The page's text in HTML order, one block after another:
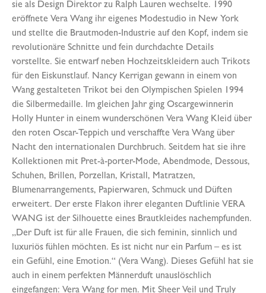
sie als Design Direktor zu Ralph Lauren wechselte. 1990
eröffnete Vera Wang ihr eigenes Modestudio in New York
und stellte die Brautmoden-Industrie auf den Kopf, indem sie
revolutionäre Schnitte und fein durchdachte Details
vorstellte. Sie entwarf neben Hochzeitskleidern auch Trikots
für den Eiskunstlauf. Nancy Kerrigan gewann in einem von
Wang gestalteten Trikot bei den Olympischen Spielen 1994
die Silbermedaille. Im gleichen Jahr ging Oscargewinnerin
Holly Hunter in einem wunderschönen Vera Wang Kleid über
den roten Oscar-Teppich und verschaffte Vera Wang über
Nacht den internationalen Durchbruch. Seitdem hat sie ihre
Kollektionen mit Pret-à-porter-Mode, Abendmode, Dessous,
Schuhen, Brillen, Porzellan, Kristall, Matratzen,
Blumenarrangements, Papierwaren, Schmuck und Düften
erweitert. Der erste Flakon ihrer eleganten Duftlinie VERA
WANG ist der Silhouette eines Brautkleides nachempfunden.
„Der Duft ist für alle Frauen, die sich feminin, sinnlich und
luxuriös fühlen möchten. Es ist nicht nur ein Parfum – es ist
ein Gefühl, eine Emotion.“ (Vera Wang). Dieses Gefühl hat sie
auch in einem perfekten Männerduft unauslöschlich
eingefangen: Vera Wang for men. Mit Sheer Veil und Truly